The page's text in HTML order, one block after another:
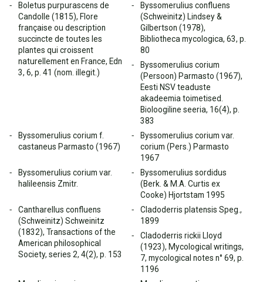
Boletus purpurascens de
Candolle (1815), Flore
française ou description
succincte de toutes les
plantes qui croissent
naturellement en France, Edn
3, 6, p. 41 (nom. illegit.)
Byssomerulius confluens
(Schweinitz) Lindsey &
Gilbertson (1978),
Bibliotheca mycologica, 63, p.
80
Byssomerulius corium
(Persoon) Parmasto (1967),
Eesti NSV teaduste
akadeemia toimetised.
Bioloogiline seeria, 16(4), p.
383
Byssomerulius corium f.
castaneus Parmasto (1967)
Byssomerulius corium var.
corium (Pers.) Parmasto
1967
Byssomerulius corium var.
halileensis Zmitr.
Byssomerulius sordidus
(Berk. & M.A. Curtis ex
Cooke) Hjortstam 1995
Cantharellus confluens
(Schweinitz) Schweinitz
(1832), Transactions of the
American philosophical
Society, series 2, 4(2), p. 153
Cladoderris platensis Speg.,
1899
Cladoderris rickii Lloyd
(1923), Mycological writings,
7, mycological notes n° 69, p.
1196